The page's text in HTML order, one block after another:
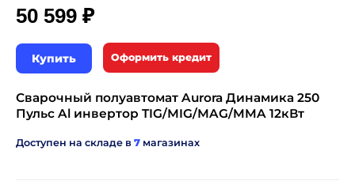
50 599 ₽
Купить Оформить кредит
Сварочный полуавтомат Aurora Динамика 250
Пульс Al инвертор TIG/МIG/МAG/MMA 12кВт
Доступен на складе в 7 магазинах